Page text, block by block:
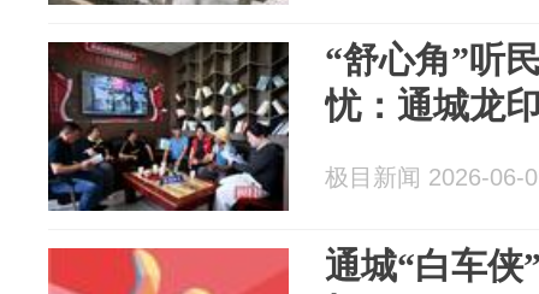
“舒心角”听
忧：通城龙
极目新闻 2026-06-
通城“白车侠